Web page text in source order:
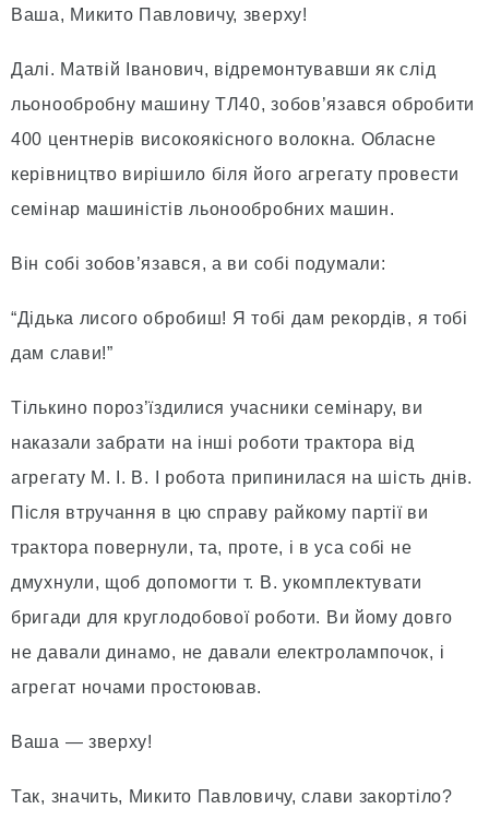
Ваша, Микито Павловичу, зверху!
Далі. Матвій Іванович, відремонтувавши як слід
льонообробну машину ТЛ40, зобов’язався обробити
400 центнерів високоякісного волокна. Обласне
керівництво вирішило біля його агрегату провести
семінар машиністів льонообробних машин.
Він собі зобов’язався, а ви собі подумали:
“Дідька лисого обробиш! Я тобі дам рекордів, я тобі
дам слави!”
Тількино пороз’їздилися учасники семінару, ви
наказали забрати на інші роботи трактора від
агрегату М. І. В. І робота припинилася на шість днів.
Після втручання в цю справу райкому партії ви
трактора повернули, та, проте, і в уса собі не
дмухнули, щоб допомогти т. В. укомплектувати
бригади для круглодобової роботи. Ви йому довго
не давали динамо, не давали електролампочок, і
агрегат ночами простоював.
Ваша — зверху!
Так, значить, Микито Павловичу, слави закортіло?